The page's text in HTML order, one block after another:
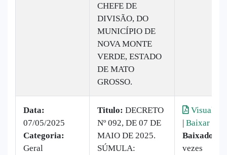
CHEFE DE
DIVISÃO, DO
MUNICÍPIO DE
NOVA MONTE
VERDE, ESTADO
DE MATO
GROSSO.
Data:
07/05/2025
Categoria:
Geral
Titulo: DECRETO
Nº 092, DE 07 DE
MAIO DE 2025.
SÚMULA:
Visualizar
| Baixar
Baixado:
vezes